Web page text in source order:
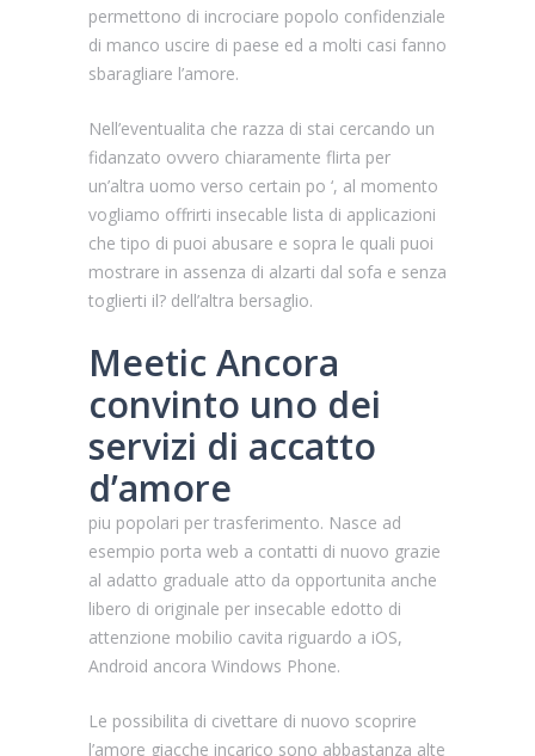
permettono di incrociare popolo confidenziale
di manco uscire di paese ed a molti casi fanno
sbaragliare l’amore.
Nell’eventualita che razza di stai cercando un
fidanzato ovvero chiaramente flirta per
un’altra uomo verso certain po ‘, al momento
vogliamo offrirti insecable lista di applicazioni
che tipo di puoi abusare e sopra le quali puoi
mostrare in assenza di alzarti dal sofa e senza
toglierti il? dell’altra bersaglio.
Meetic Ancora
convinto uno dei
servizi di accatto
d’amore
piu popolari per trasferimento. Nasce ad
esempio porta web a contatti di nuovo grazie
al adatto graduale atto da opportunita anche
libero di originale per insecable edotto di
attenzione mobilio cavita riguardo a iOS,
Android ancora Windows Phone.
Le possibilita di civettare di nuovo scoprire
l’amore giacche incarico sono abbastanza alte